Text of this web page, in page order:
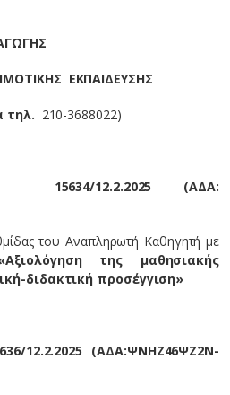
ΕΚΠΑΙΔΕΥΣΗΣ
τηλ. 210-3688022)
15634/12.2.2025 (ΑΔΑ:
)
του Αναπληρωτή Καθηγητή με
της μαθησιακής
διδακτική προσέγγιση»
12.2.2025 (ΑΔΑ:ΨΝΗΖ46ΨΖ2Ν-